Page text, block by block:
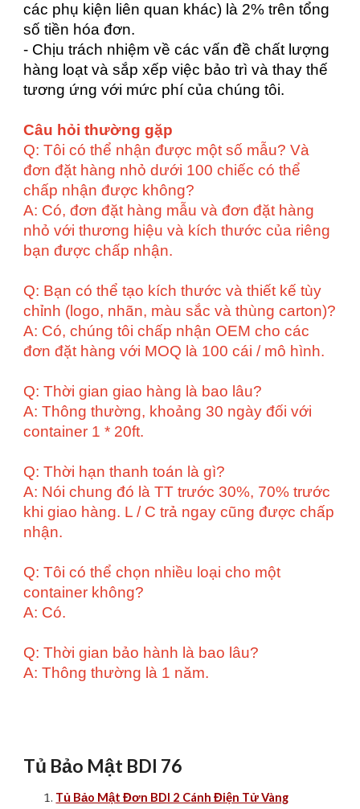
các phụ kiện liên quan khác) là 2% trên tổng
số tiền hóa đơn.
- Chịu trách nhiệm về các vấn đề chất lượng
hàng loạt và sắp xếp việc bảo trì và thay thế
tương ứng với mức phí của chúng tôi.
Câu hỏi thường gặp
Q: Tôi có thể nhận được một số mẫu? Và
đơn đặt hàng nhỏ dưới 100 chiếc có thể
chấp nhận được không?
A: Có, đơn đặt hàng mẫu và đơn đặt hàng
nhỏ với thương hiệu và kích thước của riêng
bạn được chấp nhận.
Q: Bạn có thể tạo kích thước và thiết kế tùy
chỉnh (logo, nhãn, màu sắc và thùng carton)?
A: Có, chúng tôi chấp nhận OEM cho các
đơn đặt hàng với MOQ là 100 cái / mô hình.
Q: Thời gian giao hàng là bao lâu?
A: Thông thường, khoảng 30 ngày đối với
container 1 * 20ft.
Q: Thời hạn thanh toán là gì?
A: Nói chung đó là TT trước 30%, 70% trước
khi giao hàng. L / C trả ngay cũng được chấp
nhận.
Q: Tôi có thể chọn nhiều loại cho một
container không?
A: Có.
Q: Thời gian bảo hành là bao lâu?
A: Thông thường là 1 năm.
Tủ Bảo Mật BDI 76
Tủ Bảo Mật Đơn BDI 2 Cánh Điện Tử Vàng